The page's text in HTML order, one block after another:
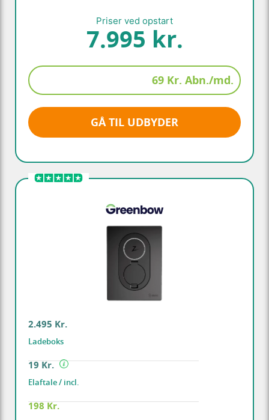
Priser ved opstart
7.995 kr.
69 Kr. Abn./md.
GÅ TIL UDBYDER
2.495 Kr.
Ladeboks
19 Kr.
Elaftale / incl.
198 Kr.